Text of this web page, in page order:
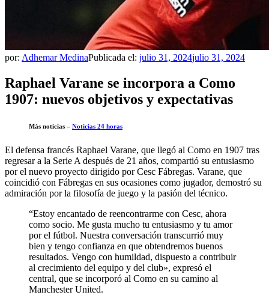
por: Adhemar MedinaPublicada el: julio 31, 2024julio 31, 2024
Raphael Varane se incorpora a Como
1907: nuevos objetivos y expectativas
Más noticias – Noticias 24 horas
El defensa francés Raphael Varane, que llegó al Como en 1907 tras
regresar a la Serie A después de 21 años, compartió su entusiasmo
por el nuevo proyecto dirigido por Cesc Fábregas. Varane, que
coincidió con Fábregas en sus ocasiones como jugador, demostró su
admiración por la filosofía de juego y la pasión del técnico.
“Estoy encantado de reencontrarme con Cesc, ahora
como socio. Me gusta mucho tu entusiasmo y tu amor
por el fútbol. Nuestra conversación transcurrió muy
bien y tengo confianza en que obtendremos buenos
resultados. Vengo con humildad, dispuesto a contribuir
al crecimiento del equipo y del club», expresó el
central, que se incorporó al Como en su camino al
Manchester United.